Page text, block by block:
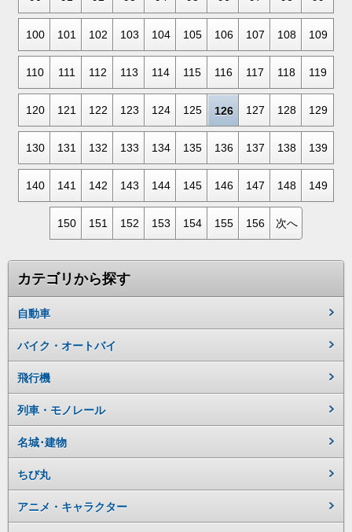
100 101 102 103 104 105 106 107 108 109
110 111 112 113 114 115 116 117 118 119
120 121 122 123 124 125 126 127 128 129
130 131 132 133 134 135 136 137 138 139
140 141 142 143 144 145 146 147 148 149
150 151 152 153 154 155 156 次へ
カテゴリから探す
自動車
バイク・オートバイ
飛行機
列車・モノレール
名城･建物
ちび丸
アニメ・キャラクター